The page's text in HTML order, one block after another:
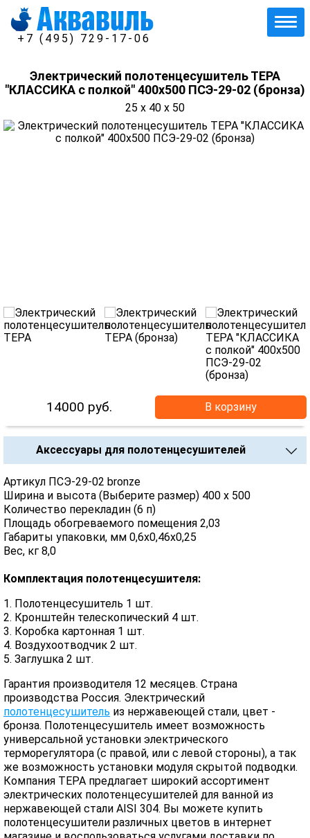
+7 (495) 729-17-06
Электрический полотенцесушитель ТЕРА
"КЛАССИКА с полкой" 400х500 ПСЭ-29-02 (бронза)
25 x 40 x 50
14000 руб. В корзину
Аксессуары для полотенцесушителей
Артикул ПСЭ-29-02 bronze
Ширина и высота (Выберите размер) 400 х 500
Количество перекладин (6 п)
Площадь обогреваемого помещения 2,03
Габариты упаковки, мм 0,6х0,46х0,25
Вес, кг 8,0
Комплектация полотенцесушителя:
1. Полотенцесушитель 1 шт.
2. Кронштейн телескопический 4 шт.
3. Коробка картонная 1 шт.
4. Воздухоотводчик 2 шт.
5. Заглушка 2 шт.
Гарантия производителя 12 месяцев. Страна
производства Россия. Электрический
полотенцесушитель из нержавеющей стали, цвет -
бронза. Полотенцесушитель имеет возможность
универсальной установки электрического
терморегулятора (с правой, или с левой стороны), а так
же возможность установки модуля скрытой подводки.
Компания ТЕРА предлагает широкий ассортимент
электрических полотенцесушителей для ванной из
нержавеющей стали AISI 304. Вы можете купить
полотенцесушители различных цветов в интернет